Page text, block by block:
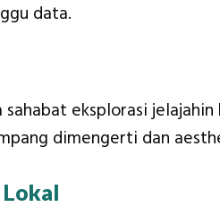
data.
eksplorasi
dimengerti dan